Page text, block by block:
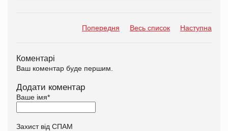
Попередня Весь список Наступна
Коментарі
Ваш коментар буде першим.
Додати коментар
Ваше імя*
Захист від СПАМ